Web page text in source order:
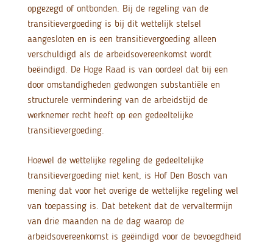
opgezegd of ontbonden. Bij de regeling van de
transitievergoeding is bij dit wettelijk stelsel
aangesloten en is een transitievergoeding alleen
verschuldigd als de arbeidsovereenkomst wordt
beëindigd. De Hoge Raad is van oordeel dat bij een
door omstandigheden gedwongen substantiële en
structurele vermindering van de arbeidstijd de
werknemer recht heeft op een gedeeltelijke
transitievergoeding.
Hoewel de wettelijke regeling de gedeeltelijke
transitievergoeding niet kent, is Hof Den Bosch van
mening dat voor het overige de wettelijke regeling wel
van toepassing is. Dat betekent dat de vervaltermijn
van drie maanden na de dag waarop de
arbeidsovereenkomst is geëindigd voor de bevoegdheid